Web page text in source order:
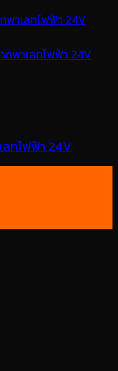
ลทไฟฟ้า 24V